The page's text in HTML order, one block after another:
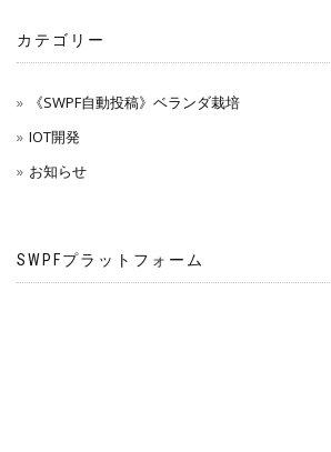
カテゴリー
《SWPF自動投稿》ベランダ栽培
IOT開発
お知らせ
SWPFプラットフォーム